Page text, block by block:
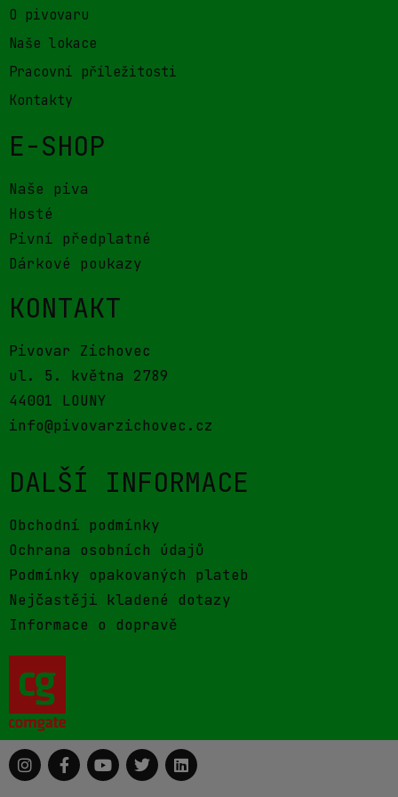
O pivovaru
Naše lokace
Pracovní příležitosti
Kontakty
E-SHOP
Naše piva
Hosté
Pivní předplatné
Dárkové poukazy
KONTAKT
Pivovar Zichovec
ul. 5. května 2789
44001 LOUNY
info@pivovarzichovec.cz
DALŠÍ INFORMACE
Obchodní podmínky
Ochrana osobních údajů
Podmínky opakovaných plateb
Nejčastěji kladené dotazy
Informace o dopravě